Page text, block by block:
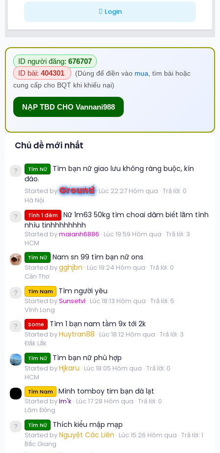
Login
ID người đăng: 676707
ID bài: 404301 (Dùng để điền vào mua , tìm bài hoặc
cung cấp cho BQT khi khiếu nại)
NẠP TBD CHO Vannani988
Chủ đề mới nhất
Tìm Nữ
Tìm bạn nữ giao lưu không ràng buộc, kín
đáo.
Started byGround Lúc 22:27 Hôm qua Trả lời: 0
Hà Nội
Tình 1 đêm
Nữ 1m63 50kg tìm choai dăm biết lằm tình
nhìu tinhhhhhhhh
Started bymaianh6886 Lúc 19:59 Hôm qua Trả lời: 3
HCM
Tìm Nữ Nam sn 99 tìm bạn nữ ons
Started bygghjbn Lúc 19:24 Hôm qua Trả lời: 0
Cần Thơ
Tìm Nam Tìm người yêu
Started bySunsetvl Lúc 18:13 Hôm qua Trả lời: 5
Vĩnh Long
Some Tìm 1 bạn nam tầm 9x tới 2k
Started byHuytran88 Lúc 18:12 Hôm qua Trả lời: 3
Đắk Lắk
Tìm Nữ Tìm bạn nữ phù hợp
Started byHjkaru Lúc 18:05 Hôm qua Trả lời: 0
HCM
Tìm Nam Mình tomboy tim bạn đà lạt
Started byIm'k Lúc 17:28 Hôm qua Trả lời: 0
Lâm Đồng
Tìm Nữ Thích kiểu mập mạp
Started byNguyệt Các Liên Lúc 15:26 Hôm qua Trả lời: 1
Bắc Giang